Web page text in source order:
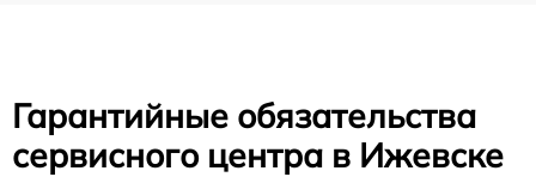
Гарантийные обязательства
сервисного центра в Ижевске